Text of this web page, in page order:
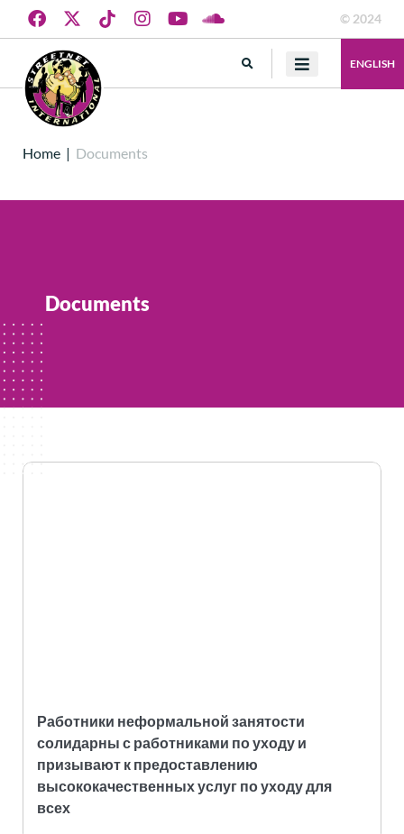
© 2024
ENGLISH
Home | Documents
Documents
Работники неформальной занятости
солидарны с работниками по уходу и
призывают к предоставлению
высококачественных услуг по уходу для
всех